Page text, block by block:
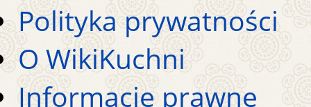
Polityka prywatności
O WikiKuchni
Informacje prawne